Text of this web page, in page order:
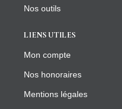
Nos outils
LIENS UTILES
Mon compte
Nos honoraires
Mentions légales